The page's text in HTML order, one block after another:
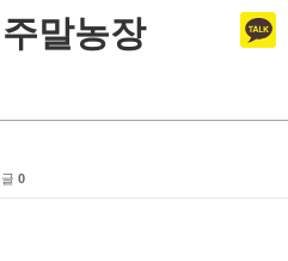
말농장
0